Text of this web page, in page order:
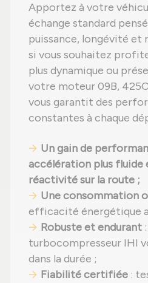
Apportez à votre
échange standard
puissance, longévité et
si vous souhaitez
plus dynamique ou
votre moteur 09B,
vous garantit des
constantes à chaque
Un gain de
accélération plus fluide
réactivité sur la route ;
Une consommation
efficacité énergétique
Robuste et endurant
turbocompresseur IHI
dans la durée ;
Fiabilité certifiée :